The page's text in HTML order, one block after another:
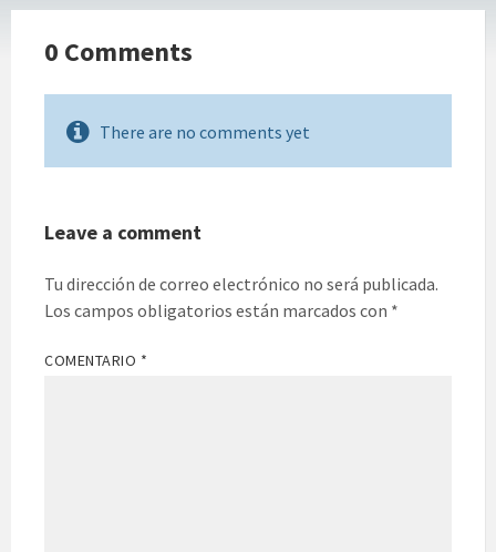
0 Comments
There are no comments yet
Leave a comment
Tu dirección de correo electrónico no será publicada.
Los campos obligatorios están marcados con *
COMENTARIO *